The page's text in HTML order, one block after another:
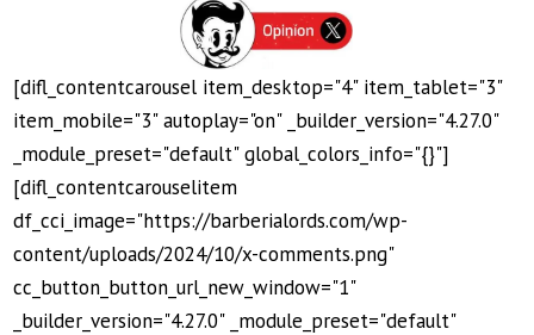
[difl_contentcarousel item_desktop="4" item_tablet="3"
item_mobile="3" autoplay="on" _builder_version="4.27.0"
_module_preset="default" global_colors_info="{}"]
[difl_contentcarouselitem
df_cci_image="https://barberialords.com/wp-
content/uploads/2024/10/x-comments.png"
cc_button_button_url_new_window="1"
_builder_version="4.27.0" _module_preset="default"